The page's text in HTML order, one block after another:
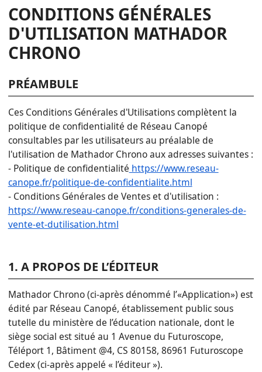
CONDITIONS GÉNÉRALES
D'UTILISATION MATHADOR
CHRONO
PRÉAMBULE
Ces Conditions Générales d'Utilisations complètent la
politique de confidentialité de Réseau Canopé
consultables par les utilisateurs au préalable de
l'utilisation de Mathador Chrono aux adresses suivantes :
- Politique de confidentialité https://www.reseau-
canope.fr/politique-de-confidentialite.html
- Conditions Générales de Ventes et d'utilisation :
https://www.reseau-canope.fr/conditions-generales-de-
vente-et-dutilisation.html
1. A PROPOS DE L’ÉDITEUR
Mathador Chrono (ci-après dénommé l’«Application») est
édité par Réseau Canopé, établissement public sous
tutelle du ministère de l’éducation nationale, dont le
siège social est situé au 1 Avenue du Futuroscope,
Téléport 1, Bâtiment @4, CS 80158, 86961 Futuroscope
Cedex (ci-après appelé « l’éditeur »).